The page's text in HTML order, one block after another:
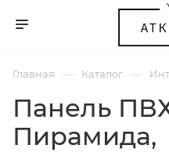
Главная — Каталог —
Панель
Пирамида,